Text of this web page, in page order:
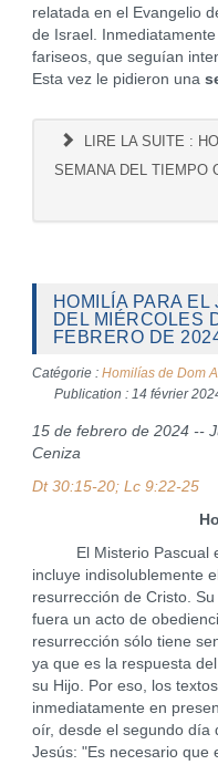
relatada en el Evangelio
de Israel.
fariseos, que seguían
Esta vez le pidieron una
LIRE LA SUITE :
SEMANA DEL TIEMPO
HOMILÍA PARA
DEL MIÉRCOLES
FEBRERO DE
Catégorie : Homilías de Dom
Publication : 14 février
15 de febrero de 2024 --
Ceniza
Dt 30:15-20; Lc 9:22-25
El Misterio Pascual es
incluye indisolublemente
resurrección de Cristo.
fuera un acto de
resurrección sólo tiene
ya que es la respuesta
su Hijo. Por eso, los
inmediatamente en
oír, desde el segundo día
Jesús: "Es necesario que